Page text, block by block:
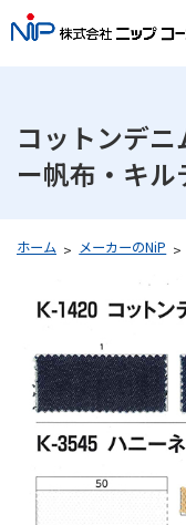
コットンデ
ー帆布・キル
ホーム メーカーのNiP